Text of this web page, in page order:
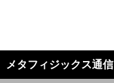
ン
へ
メタフィジックス通信
索